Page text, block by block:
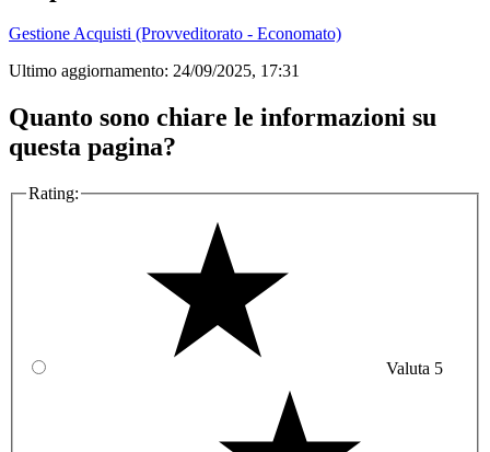
Gestione Acquisti (Provveditorato - Economato)
Ultimo aggiornamento: 24/09/2025, 17:31
Quanto sono chiare le informazioni su
questa pagina?
Rating:
Valuta 5